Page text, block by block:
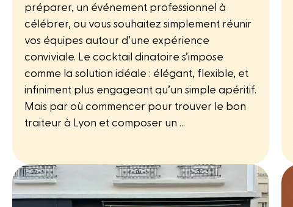
préparer, un événement professionnel à
célébrer, ou vous souhaitez simplement réunir
vos équipes autour d’une expérience
conviviale. Le cocktail dinatoire s’impose
comme la solution idéale : élégant, flexible, et
infiniment plus engageant qu’un simple apéritif.
Mais par où commencer pour trouver le bon
traiteur à Lyon et composer un ...